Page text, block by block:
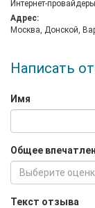
Интернет-
Адрес:
Москва, Донской,
Написать
Имя
Общее
Выберите
Текст отзыва